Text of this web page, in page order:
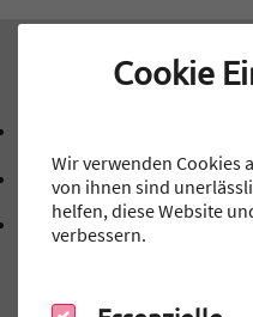
mtg@stadt.erlangen.de
E-Mail Adresse:
Adresse:
Schillerstraße 12
91054, 9 1 0 5 4
Erlangen
Cookie
Wir verwenden Cookies
von ihnen sind
helfen, diese Website
verbessern.